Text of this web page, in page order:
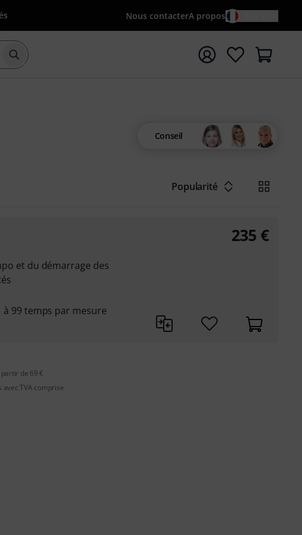
Nous contacterA propos
Démarrer la recherche avec le terme de recherche
Conseil
Popularité
et du démarrage des
99 temps par mesure
235 €
de 69 €
avec TVA comprise